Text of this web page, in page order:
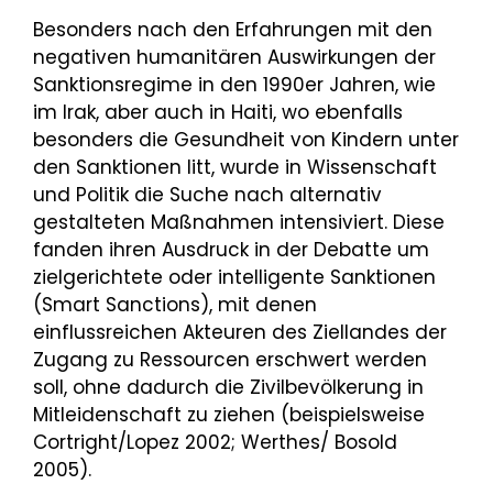
Besonders nach den Erfahrungen mit den
negativen humanitären Auswirkungen der
Sanktionsregime in den 1990er Jahren, wie
im Irak, aber auch in Haiti, wo ebenfalls
besonders die Gesundheit von Kindern unter
den Sanktionen litt, wurde in Wissenschaft
und Politik die Suche nach alternativ
gestalteten Maßnahmen intensiviert. Diese
fanden ihren Ausdruck in der Debatte um
zielgerichtete oder intelligente Sanktionen
(Smart Sanctions), mit denen
einflussreichen Akteuren des Ziellandes der
Zugang zu Ressourcen erschwert werden
soll, ohne dadurch die Zivilbevölkerung in
Mitleidenschaft zu ziehen (beispielsweise
Cortright/Lopez 2002; Werthes/ Bosold
2005).